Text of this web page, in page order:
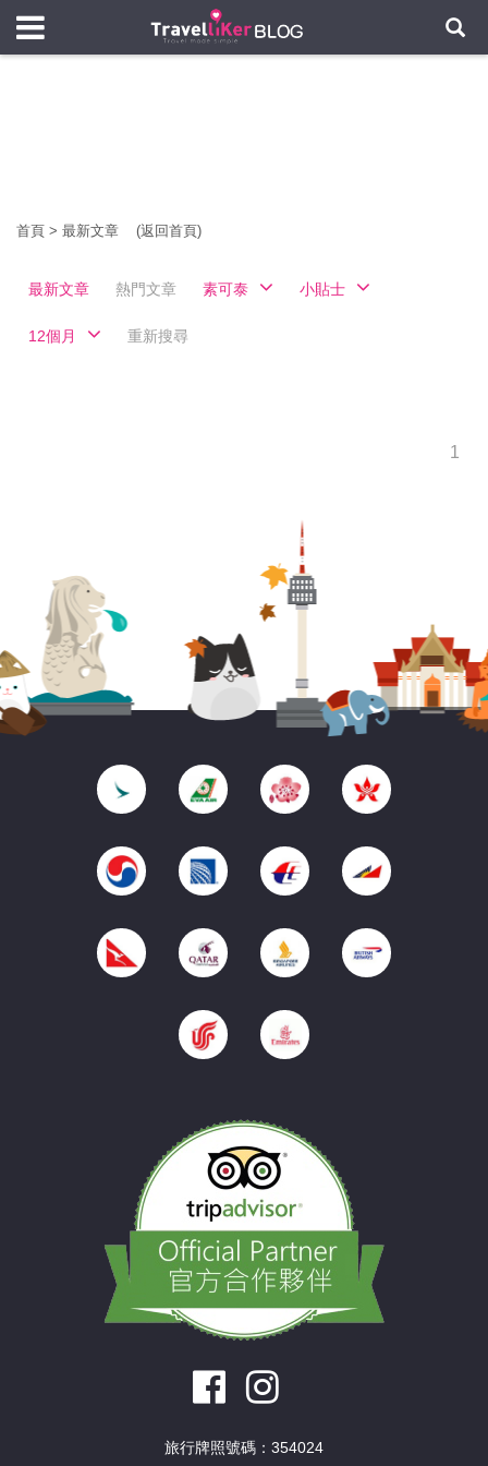
首頁 > 最新文章 (返回首頁)
最新文章 熱門文章 素可泰 小貼士
12個月 重新搜尋
1
旅行牌照號碼：354024